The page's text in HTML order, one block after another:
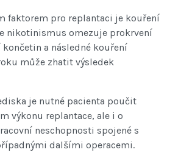
faktorem pro replantaci je kouření
nikotinismus omezuje prokrvení
a následné kouření
může zhatit výsledek
je nutné pacienta poučit
výkonu replantace, ale i o
neschopnosti spojené s
dalšími operacemi.